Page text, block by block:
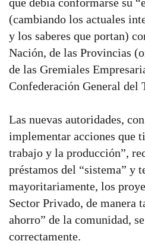
que debía conformarse su
(cambiando los actuales
y los saberes que portan)
Nación, de las Provincias
de las Gremiales
Confederación General del
Las nuevas autoridades,
implementar acciones que
trabajo y la producción”,
préstamos del “sistema” y
mayoritariamente, los
Sector Privado, de manera
ahorro” de la comunidad,
correctamente.